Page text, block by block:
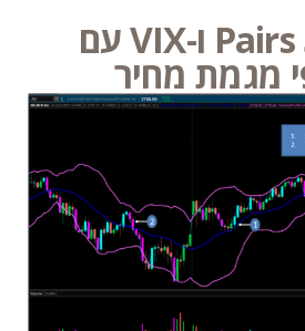
Pairs Study SPY ו-VIX עם
מגמת מחיר